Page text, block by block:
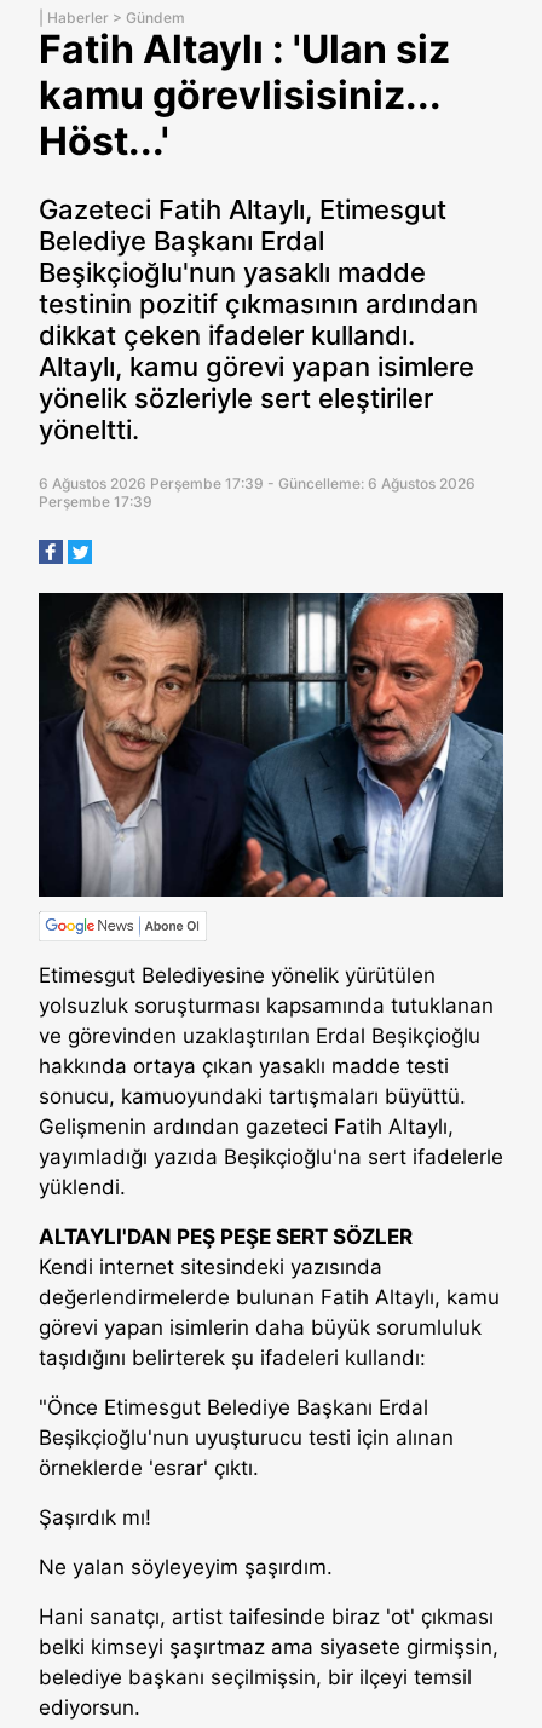
Haberler > Gündem
Fatih Altaylı : 'Ulan siz
kamu görevlisisiniz...
Höst...'
Gazeteci Fatih Altaylı, Etimesgut
Belediye Başkanı Erdal
Beşikçioğlu'nun yasaklı madde
testinin pozitif çıkmasının ardından
dikkat çeken ifadeler kullandı.
Altaylı, kamu görevi yapan isimlere
yönelik sözleriyle sert eleştiriler
yöneltti.
6 Ağustos 2026 Perşembe 17:39 - Güncelleme: 6 Ağustos 2026
Perşembe 17:39
Etimesgut Belediyesine yönelik yürütülen
yolsuzluk soruşturması kapsamında tutuklanan
ve görevinden uzaklaştırılan Erdal Beşikçioğlu
hakkında ortaya çıkan yasaklı madde testi
sonucu, kamuoyundaki tartışmaları büyüttü.
Gelişmenin ardından gazeteci Fatih Altaylı,
yayımladığı yazıda Beşikçioğlu'na sert ifadelerle
yüklendi.
ALTAYLI'DAN PEŞ PEŞE SERT SÖZLER
Kendi internet sitesindeki yazısında
değerlendirmelerde bulunan Fatih Altaylı, kamu
görevi yapan isimlerin daha büyük sorumluluk
taşıdığını belirterek şu ifadeleri kullandı:
"Önce Etimesgut Belediye Başkanı Erdal
Beşikçioğlu'nun uyuşturucu testi için alınan
örneklerde 'esrar' çıktı.
Şaşırdık mı!
Ne yalan söyleyeyim şaşırdım.
Hani sanatçı, artist taifesinde biraz 'ot' çıkması
belki kimseyi şaşırtmaz ama siyasete girmişsin,
belediye başkanı seçilmişsin, bir ilçeyi temsil
ediyorsun.